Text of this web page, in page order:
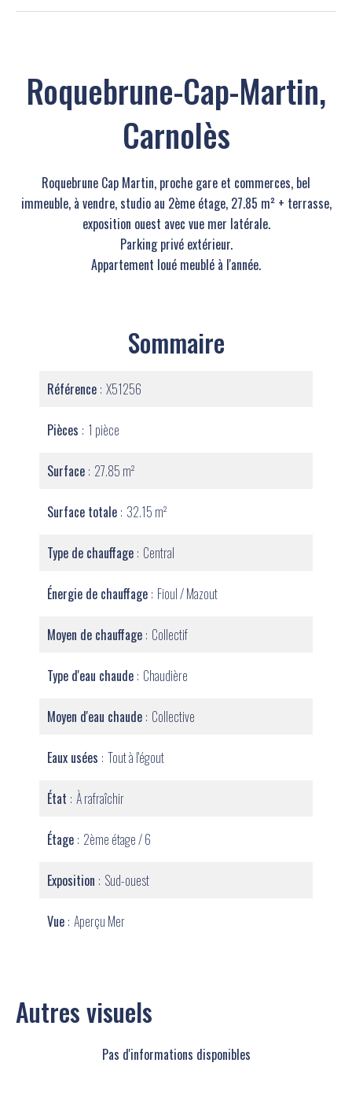
Roquebrune-Cap-Martin,
Carnolès
Roquebrune Cap Martin, proche gare et commerces, bel
immeuble, à vendre, studio au 2ème étage, 27.85 m² + terrasse,
exposition ouest avec vue mer latérale.
Parking privé extérieur.
Appartement loué meublé à l'année.
Sommaire
Référence X51256
Pièces 1 pièce
Surface 27.85 m²
Surface totale 32.15 m²
Type de chauffage Central
Énergie de chauffage Fioul / Mazout
Moyen de chauffage Collectif
Type d'eau chaude Chaudière
Moyen d'eau chaude Collective
Eaux usées Tout à l'égout
État À rafraîchir
Étage 2ème étage / 6
Exposition Sud-ouest
Vue Aperçu Mer
Autres visuels
Pas d'informations disponibles